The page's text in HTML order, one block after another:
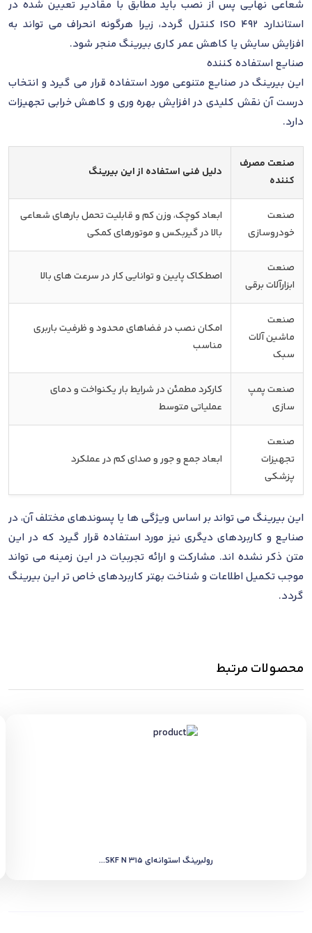
شعاعی نهایی پس از نصب باید مطابق با مقادیر تعیین شده در
استاندارد ISO 492 کنترل گردد، زیرا هرگونه انحراف می تواند به
افزایش سایش یا کاهش عمر کاری بیرینگ منجر شود.
صنایع استفاده کننده
این بیرینگ در صنایع متنوعی مورد استفاده قرار می گیرد و انتخاب
درست آن نقش کلیدی در افزایش بهره وری و کاهش خرابی تجهیزات
دارد.
صنعت مصرف
کننده
دلیل فنی استفاده از این بیرینگ
صنعت
خودروسازی
ابعاد کوچک، وزن کم و قابلیت تحمل بارهای شعاعی
بالا در گیربکس و موتورهای کمکی
صنعت
ابزارآلات برقی
اصطکاک پایین و توانایی کار در سرعت های بالا
صنعت
ماشین آلات
سبک
امکان نصب در فضاهای محدود و ظرفیت باربری
مناسب
صنعت پمپ
سازی
کارکرد مطمئن در شرایط بار یکنواخت و دمای
عملیاتی متوسط
صنعت
تجهیزات
پزشکی
ابعاد جمع و جور و صدای کم در عملکرد
این بیرینگ می تواند بر اساس ویژگی ها یا پسوندهای مختلف آن، در
صنایع و کاربردهای دیگری نیز مورد استفاده قرار گیرد که در این
متن ذکر نشده اند. مشارکت و ارائه تجربیات در این زمینه می تواند
موجب تکمیل اطلاعات و شناخت بهتر کاربردهای خاص تر این بیرینگ
گردد.
محصولات مرتبط
رولبرینگ استوانه‌ای SKF N 315...